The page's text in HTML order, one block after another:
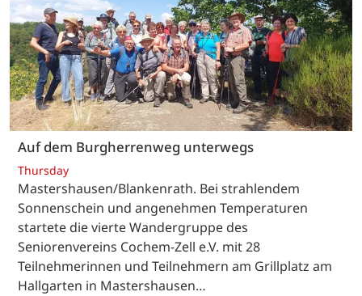
Auf dem Burgherrenweg unterwegs
Thursday
Mastershausen/Blankenrath. Bei strahlendem
Sonnenschein und angenehmen Temperaturen
startete die vierte Wandergruppe des
Seniorenvereins Cochem-Zell e.V. mit 28
Teilnehmerinnen und Teilnehmern am Grillplatz am
Hallgarten in Mastershausen…